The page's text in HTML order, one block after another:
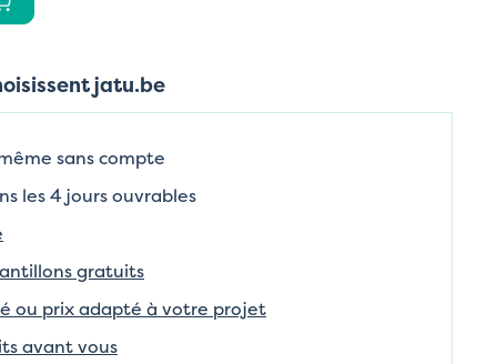
jatu.be
sans compte
les 4 jours ouvrables
gratuits
ou prix adapté à votre projet
avant vous